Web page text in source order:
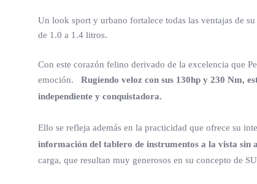
Un look sport y urbano fortalece todas las ventajas de
de 1.0 a 1.4 litros.
Con este corazón felino derivado de la excelencia que
emoción. Rugiendo veloz con sus 130hp y 230 Nm,
independiente y conquistadora.
Ello se refleja además en la practicidad que ofrece su
información del tablero de instrumentos a la vista sin
carga, que resultan muy generosos en su concepto de